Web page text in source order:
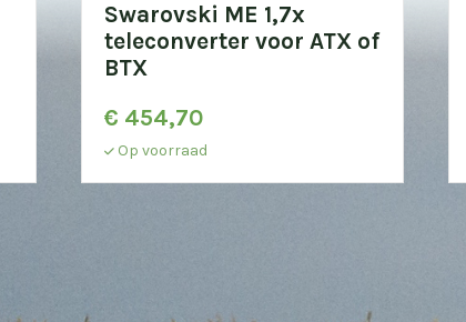
Swarovski ME 1,7x
teleconverter voor ATX of
BTX
€ 454,70
Op voorraad